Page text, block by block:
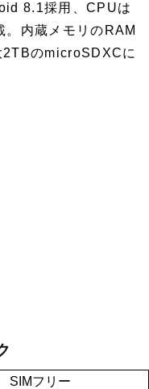
8.1採用、CPUは
内蔵メモリのRAM
のmicroSDXCに
SIMフリー